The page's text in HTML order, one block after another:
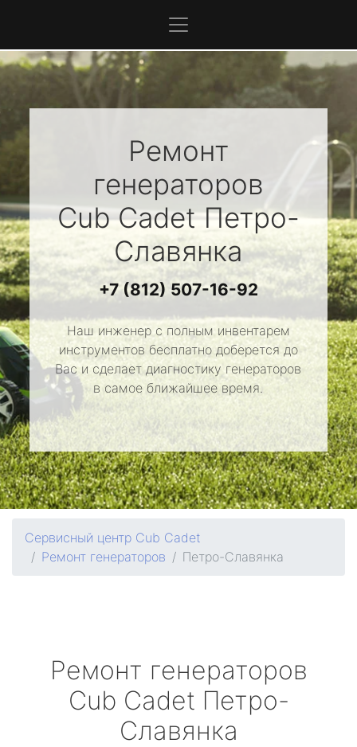
Ремонт
генераторов
Cub CadetПетро-
Славянка
+7 (812) 507-16-92
Наш инженер с полным инвентарем
инструментов бесплатно доберется до
Вас и сделает диагностику генераторов
в самое ближайшее время.
Сервисный центр Cub Cadet
Ремонт генераторов
Петро-Славянка
Ремонт генераторов
Cub Cadet Петро-
Славянка